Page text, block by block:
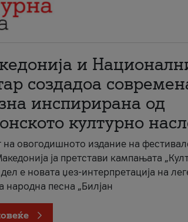
и
создадоа
инспирирана од
културно
на овогодишното издание на
ја претстави кампањата
е новата џез-интерпретација на
народна песна „Билјан